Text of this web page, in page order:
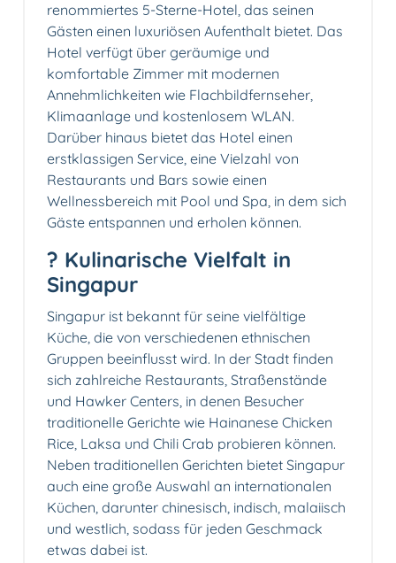
renommiertes 5-Sterne-Hotel, das seinen
Gästen einen luxuriösen Aufenthalt bietet. Das
Hotel verfügt über geräumige und
komfortable Zimmer mit modernen
Annehmlichkeiten wie Flachbildfernseher,
Klimaanlage und kostenlosem WLAN.
Darüber hinaus bietet das Hotel einen
erstklassigen Service, eine Vielzahl von
Restaurants und Bars sowie einen
Wellnessbereich mit Pool und Spa, in dem sich
Gäste entspannen und erholen können.
?️ Kulinarische Vielfalt in
Singapur
Singapur ist bekannt für seine vielfältige
Küche, die von verschiedenen ethnischen
Gruppen beeinflusst wird. In der Stadt finden
sich zahlreiche Restaurants, Straßenstände
und Hawker Centers, in denen Besucher
traditionelle Gerichte wie Hainanese Chicken
Rice, Laksa und Chili Crab probieren können.
Neben traditionellen Gerichten bietet Singapur
auch eine große Auswahl an internationalen
Küchen, darunter chinesisch, indisch, malaiisch
und westlich, sodass für jeden Geschmack
etwas dabei ist.